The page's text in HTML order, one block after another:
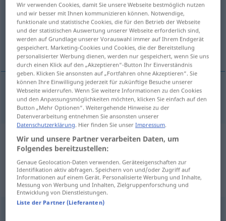
Übersicht aller Übersetzungen
(Für mehr Details die Übersetzung anklicken/antippen)
radioaktiv
radioaktiv radioactive
Beispielsätze aus externen Quellen
für "radioactive"
(nicht von der Langenscheidt Redaktion
geprüft)
Wir verwenden Cookies, damit Sie unsere Webseite bestmöglich nutzen
und wir besser mit Ihnen kommunizieren können. Notwendige,
funktionale und statistische Cookies, die für den Betrieb der Webseite
und der statistischen Auswertung unserer Webseite erforderlich sind,
werden auf Grundlage unserer Vorauswahl immer auf Ihrem Endgerät
gespeichert. Marketing-Cookies und Cookies, die der Bereitstellung
personalisierter Werbung dienen, werden nur gespeichert, wenn Sie uns
durch einen Klick auf den „Akzeptieren“-Button Ihr Einverständnis
geben. Klicken Sie ansonsten auf „Fortfahren ohne Akzeptieren“. Sie
können Ihre Einwilligung jederzeit für zukünftige Besuche unserer
Webseite widerrufen. Wenn Sie weitere Informationen zu den Cookies
und den Anpassungsmöglichkeiten möchten, klicken Sie einfach auf den
Button „Mehr Optionen“. Weitergehende Hinweise zu der
Datenverarbeitung entnehmen Sie ansonsten unserer
Datenschutzerklärung. Hier finden Sie unserImpressum.
Wir und unsere Partner verarbeiten Daten, um
Folgendes bereitzustellen:
Genaue Geolocation-Daten verwenden. Geräteeigenschaften zur
Identifikation aktiv abfragen. Speichern von und/oder Zugriff auf
Informationen auf einem Gerät. Personalisierte Werbung und Inhalte,
Messung von Werbung und Inhalten, Zielgruppenforschung und
Entwicklung von Dienstleistungen.
Liste der Partner (Lieferanten)